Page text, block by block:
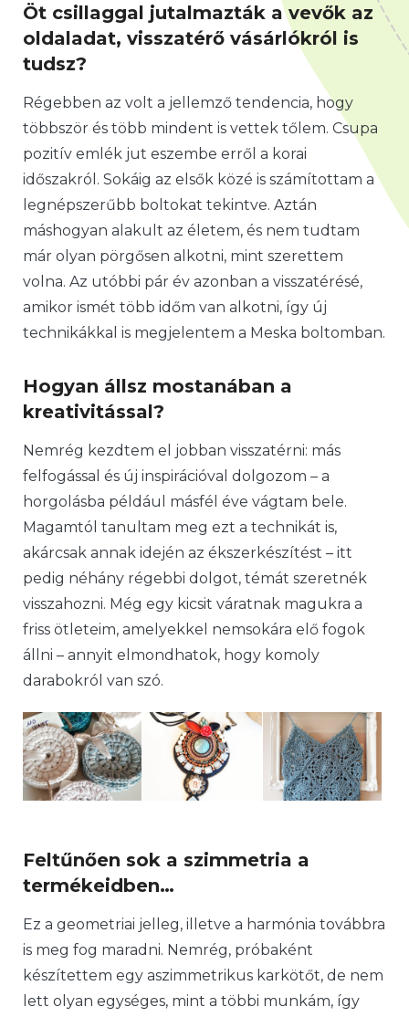
Öt csillaggal jutalmazták a vevők az
oldaladat, visszatérő vásárlókról is
tudsz?
Régebben az volt a jellemző tendencia, hogy
többször és több mindent is vettek tőlem. Csupa
pozitív emlék jut eszembe erről a korai
időszakról. Sokáig az elsők közé is számítottam a
legnépszerűbb boltokat tekintve. Aztán
máshogyan alakult az életem, és nem tudtam
már olyan pörgősen alkotni, mint szerettem
volna. Az utóbbi pár év azonban a visszatérésé,
amikor ismét több időm van alkotni, így új
technikákkal is megjelentem a Meska boltomban.
Hogyan állsz mostanában a
kreativitással?
Nemrég kezdtem el jobban visszatérni: más
felfogással és új inspirációval dolgozom – a
horgolásba például másfél éve vágtam bele.
Magamtól tanultam meg ezt a technikát is,
akárcsak annak idején az ékszerkészítést – itt
pedig néhány régebbi dolgot, témát szeretnék
visszahozni. Még egy kicsit váratnak magukra a
friss ötleteim, amelyekkel nemsokára elő fogok
állni – annyit elmondhatok, hogy komoly
darabokról van szó.
Feltűnően sok a szimmetria a
termékeidben…
Ez a geometriai jelleg, illetve a harmónia továbbra
is meg fog maradni. Nemrég, próbaként
készítettem egy aszimmetrikus karkötőt, de nem
lett olyan egységes, mint a többi munkám, így